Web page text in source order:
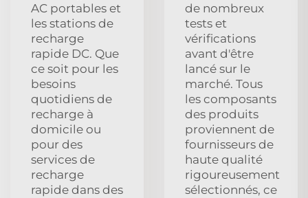
AC portables et
les stations de
recharge
rapide DC. Que
ce soit pour les
besoins
quotidiens de
recharge à
domicile ou
pour des
services de
recharge
rapide dans des
de nombreux
tests et
vérifications
avant d'être
lancé sur le
marché. Tous
les composants
des produits
proviennent de
fournisseurs de
haute qualité
rigoureusement
sélectionnés, ce